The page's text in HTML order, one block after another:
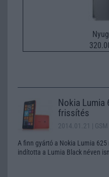
Nokia Lumia
frissítés
2014.01.21 |
A finn gyártó a Nokia Lumia
indította a Lumia Black néven